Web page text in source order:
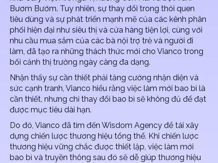
Bươm Bướm. Tuy nhiên, sự thay đổi trong thói quen
tiêu dùng và sự phát triển mạnh mẽ của các kênh phân
phối hiện đại như siêu thị và cửa hàng tiện lợi, cùng với
nhu cầu mua sắm của các bà nội trợ trẻ và người đi
làm, đã tạo ra những thách thức mới cho Vianco trong
bối cảnh thị trường ngày càng đa dạng.
Nhận thấy sự cần thiết phải tăng cường nhận diện và
sức cạnh tranh, Vianco hiểu rằng việc làm mới bao bì là
cần thiết, nhưng chỉ thay đổi bao bì sẽ không đủ để đạt
được mục tiêu dài hạn.
Do đó, Vianco đã tìm đến Wisdom Agency để tái xây
dựng chiến lược thương hiệu tổng thể. Khi chiến lược
thương hiệu vững chắc được thiết lập, việc làm mới
bao bì và truyền thông sau đó sẽ dễ giúp thương hiệu